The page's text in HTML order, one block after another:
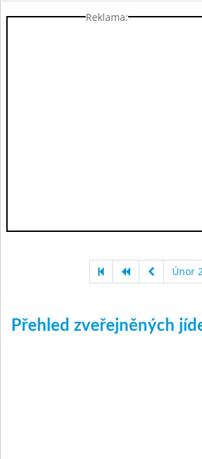
Reklama:
Únor
Přehled zveřejněných